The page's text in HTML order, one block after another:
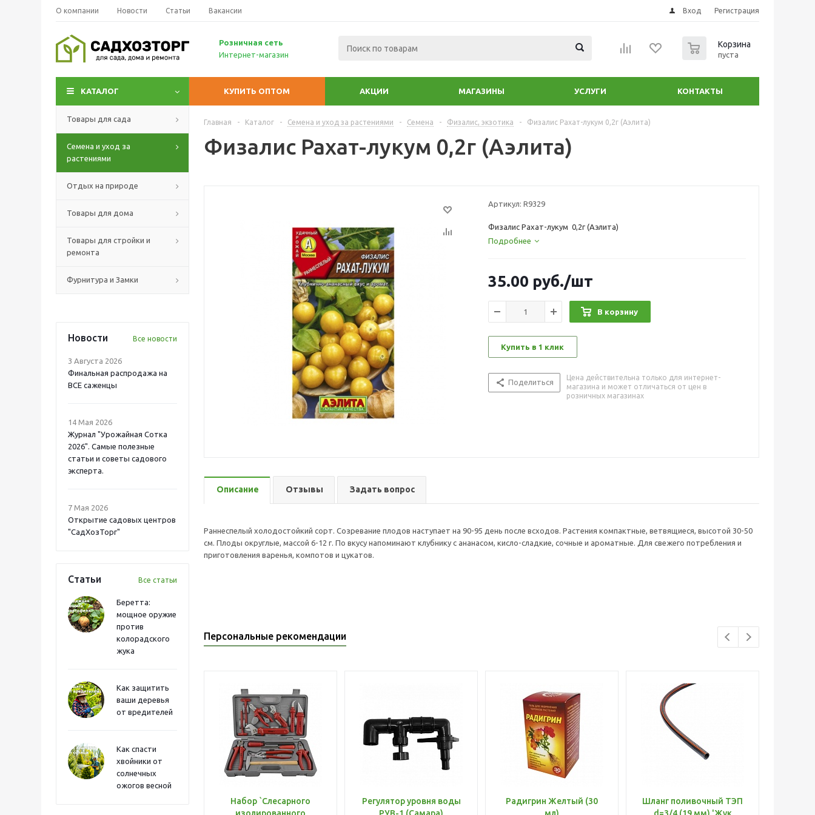
О компании Новости Статьи Вакансии Вход Регистрация
Розничная сеть
Интернет-магазин
Корзина
пуста
КАТАЛОГ КУПИТЬ ОПТОМ АКЦИИ МАГАЗИНЫ УСЛУГИ КОНТАКТЫ
Товары для сада
Семена и уход за
растениями
Отдых на природе
Товары для дома
Товары для стройки и
ремонта
Фурнитура и Замки
Новости Все новости
3 Августа 2026
Финальная распродажа на
ВСЕ саженцы
14 Мая 2026
Журнал "Урожайная Сотка
2026". Самые полезные
статьи и советы садового
эксперта.
7 Мая 2026
Открытие садовых центров
"СадХозТорг"
Статьи Все статьи
Беретта:
мощное оружие
против
колорадского
жука
Как защитить
ваши деревья
от вредителей
Как спасти
хвойники от
солнечных
ожогов весной
Главная - Каталог - Семена и уход за растениями - Семена - Физалис, экзотика - Физалис Рахат-лукум 0,2г (Аэлита)
Физалис Рахат-лукум 0,2г (Аэлита)
Артикул: R9329
Физалис Рахат-лукум 0,2г (Аэлита)
Подробнее
35.00 руб./шт
В корзину
Купить в 1 клик
Поделиться
Цена действительна только для интернет-
магазина и может отличаться от цен в
розничных магазинах
Описание Отзывы Задать вопрос
Раннеспелый холодостойкий сорт. Созревание плодов наступает на 90-95 день после всходов. Растения компактные, ветвящиеся, высотой 30-50
см. Плоды округлые, массой 6-12 г. По вкусу напоминают клубнику с ананасом, кисло-сладкие, сочные и ароматные. Для свежего потребления и
приготовления варенья, компотов и цукатов.
Персональные рекомендации
Набор `Слесарного
Регулятор уровня воды
Радигрин Желтый (30
Шланг поливочный ТЭП